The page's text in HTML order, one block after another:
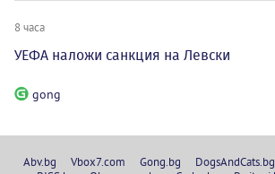
8 часа
УЕФА наложи санкция на Левски
gong
Abv.bg Vbox7.com Gong.bg DogsAndCats.bg